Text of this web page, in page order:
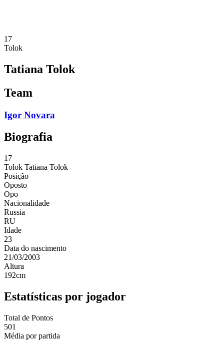
17
Tolok
Tatiana Tolok
Team
Igor Novara
Biografia
17
Tolok Tatiana Tolok
Posição
Oposto
Opo
Nacionalidade
Russia
RU
Idade
23
Data do nascimento
21/03/2003
Altura
192cm
Estatísticas por jogador
Total de Pontos
501
Média por partida